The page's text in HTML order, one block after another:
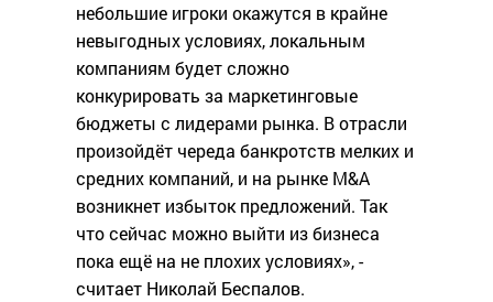
небольшие игроки окажутся в крайне
невыгодных условиях, локальным
компаниям будет сложно
конкурировать за маркетинговые
бюджеты с лидерами рынка. В отрасли
произойдёт череда банкротств мелких и
средних компаний, и на рынке M&A
возникнет избыток предложений. Так
что сейчас можно выйти из бизнеса
пока ещё на не плохих условиях», -
считает Николай Беспалов.